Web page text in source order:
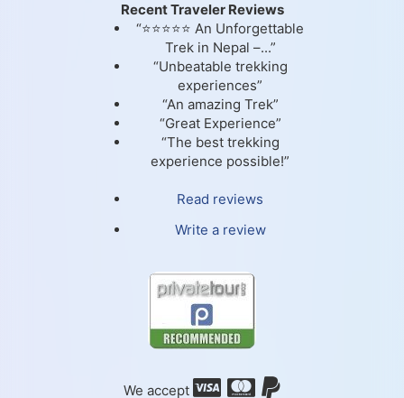
Recent Traveler Reviews
“⭐⭐⭐⭐⭐ An Unforgettable
Trek in Nepal –...”
“Unbeatable trekking
experiences”
“An amazing Trek”
“Great Experience”
“The best trekking
experience possible!”
Read reviews
Write a review
We accept